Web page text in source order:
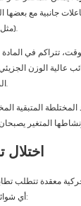
جانبية مع بعضها
(مثل الرطوبة أو درجة الحرارة).
تتراكم في
عالية الوزن
الرئيسية ويُغير من تفاعليتها.
المختلطة المتبقية
2.
معقدة تتطلب
أي شوائب مُضافة تُخل بهذا التوازن الدقيق: